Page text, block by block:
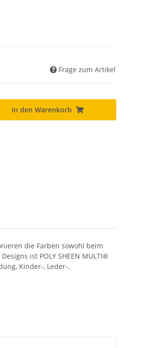
Frage zum Artikel
In den Warenkorb
die Farben sowohl beim
ist POLY SHEEN MULTI®
Kinder-, Leder-,